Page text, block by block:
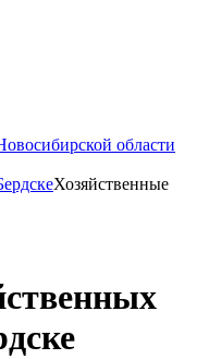
области
Хозяйственные